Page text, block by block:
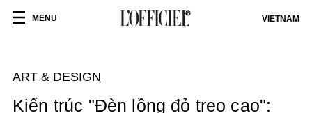
MENU VIETNAM
ART & DESIGN
Kiến trúc "Đèn lồng đỏ treo cao":